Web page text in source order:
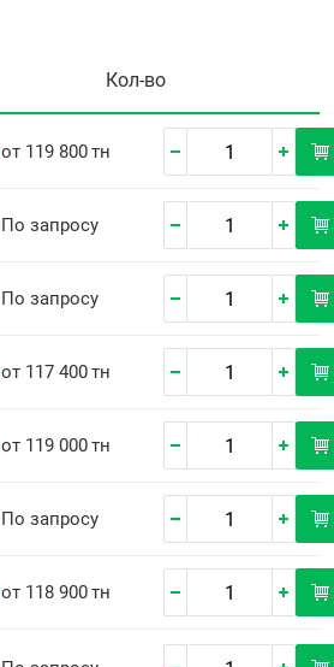
Кол-во
от 119 800тн
По запросу
По запросу
от 117 400тн
от 119 000тн
По запросу
от 118 900тн